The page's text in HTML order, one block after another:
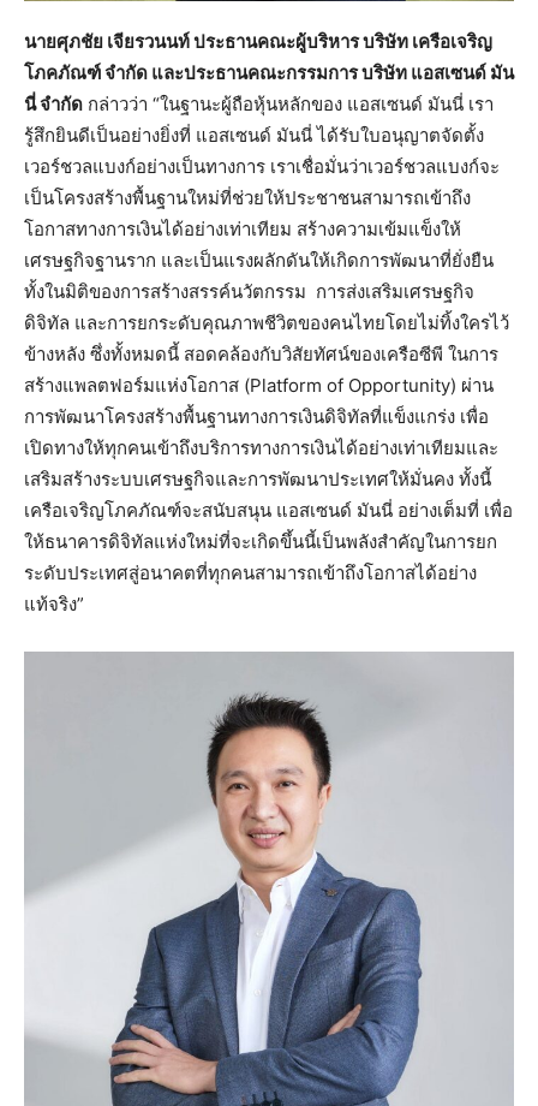
นายศุภชัย เจียรวนนท์ ประธานคณะผู้บริหาร บริษัท เครือเจริญ
โภคภัณฑ์ จำกัด และประธานคณะกรรมการ บริษัท แอสเซนด์ มัน
นี่ จำกัด กล่าวว่า “ในฐานะผู้ถือหุ้นหลักของ แอสเซนด์ มันนี่ เรา
รู้สึกยินดีเป็นอย่างยิ่งที่ แอสเซนด์ มันนี่ ได้รับใบอนุญาตจัดตั้ง
เวอร์ชวลแบงก์อย่างเป็นทางการ เราเชื่อมั่นว่าเวอร์ชวลแบงก์จะ
เป็นโครงสร้างพื้นฐานใหม่ที่ช่วยให้ประชาชนสามารถเข้าถึง
โอกาสทางการเงินได้อย่างเท่าเทียม สร้างความเข้มแข็งให้
เศรษฐกิจฐานราก และเป็นแรงผลักดันให้เกิดการพัฒนาที่ยั่งยืน
ทั้งในมิติของการสร้างสรรค์นวัตกรรม การส่งเสริมเศรษฐกิจ
ดิจิทัล และการยกระดับคุณภาพชีวิตของคนไทยโดยไม่ทิ้งใครไว้
ข้างหลัง ซึ่งทั้งหมดนี้ สอดคล้องกับวิสัยทัศน์ของเครือซีพี ในการ
สร้างแพลตฟอร์มแห่งโอกาส (Platform of Opportunity) ผ่าน
การพัฒนาโครงสร้างพื้นฐานทางการเงินดิจิทัลที่แข็งแกร่ง เพื่อ
เปิดทางให้ทุกคนเข้าถึงบริการทางการเงินได้อย่างเท่าเทียมและ
เสริมสร้างระบบเศรษฐกิจและการพัฒนาประเทศให้มั่นคง ทั้งนี้
เครือเจริญโภคภัณฑ์จะสนับสนุน แอสเซนด์ มันนี่ อย่างเต็มที่ เพื่อ
ให้ธนาคารดิจิทัลแห่งใหม่ที่จะเกิดขึ้นนี้เป็นพลังสำคัญในการยก
ระดับประเทศสู่อนาคตที่ทุกคนสามารถเข้าถึงโอกาสได้อย่าง
แท้จริง”